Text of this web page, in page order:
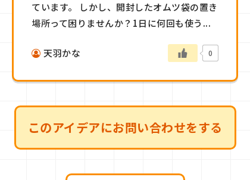
ています。 しかし、開封したオムツ袋の置き
場所って困りませんか？1日に何回も使う...
天羽かな 0
このアイデアにお問い合わせをする